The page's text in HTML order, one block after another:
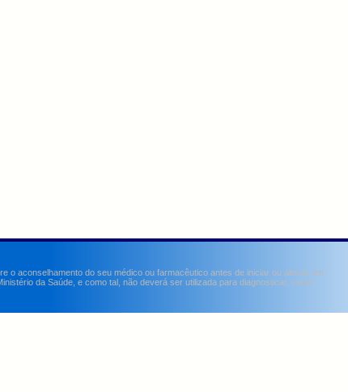
o aconselhamento do seu médico ou farmacêutico antes de iniciar ou alterar um
da Saúde, e como tal, não deverá ser utilizada para diagnosticar, curar,